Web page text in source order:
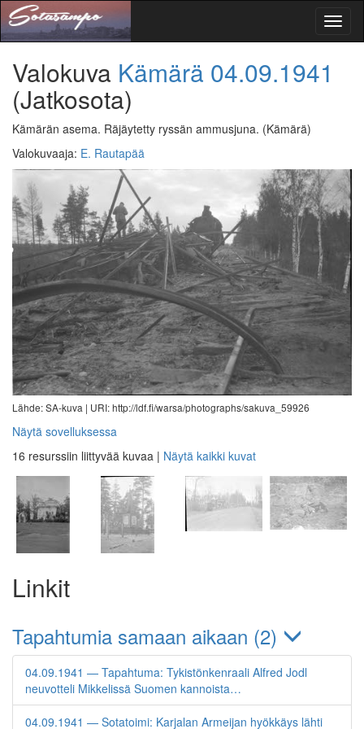
Valokuva Kämärä 04.09.1941
(Jatkosota)
Kämärän asema. Räjäytetty ryssän ammusjuna. (Kämärä)
Valokuvaaja: E. Rautapää
Lähde: SA-kuva | URI: http://ldf.fi/warsa/photographs/sakuva_59926
Näytä sovelluksessa
16 resurssiin liittyvää kuvaa | Näytä kaikki kuvat
Linkit
Tapahtumia samaan aikaan (2)
04.09.1941 — Tapahtuma: Tykistönkenraali Alfred Jodl
neuvotteli Mikkelissä Suomen kannoista…
04.09.1941 — Sotatoimi: Karjalan Armeijan hyökkäys lähti